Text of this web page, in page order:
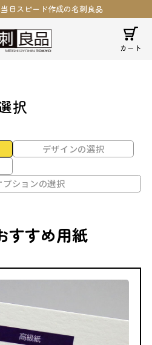
日スピード作成の名刺良品
カート
択
デザインの選択
プションの選択
すすめ用紙